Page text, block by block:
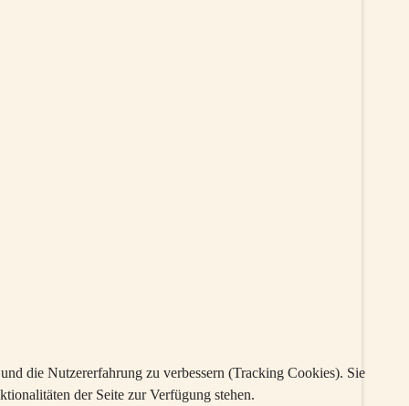
die Nutzererfahrung zu verbessern (Tracking Cookies). Sie
der Seite zur Verfügung stehen.